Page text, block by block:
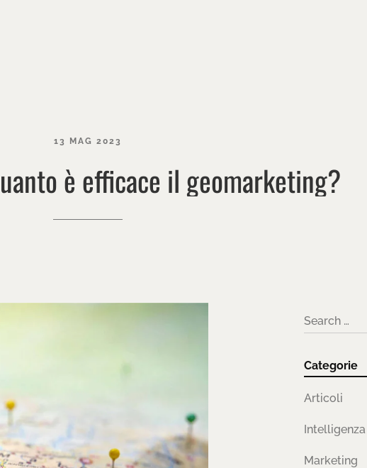
13 MAG 2023
è efficace il geomarketing?
Search …
Categorie
Articoli
Marketing